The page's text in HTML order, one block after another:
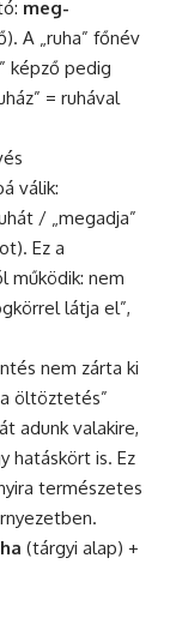
meg-
A „ruha” főnév
képző pedig
= ruhával
válik:
/ „megadja”
Ez a
működik: nem
látja el”,
nem zárta ki
öltöztetés”
adunk valakire,
hatáskört is. Ez
természetes
(tárgyi alap) +